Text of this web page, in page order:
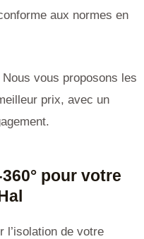
aux normes en
Nous vous proposons les
prix, avec un
pour votre
l’isolation de votre